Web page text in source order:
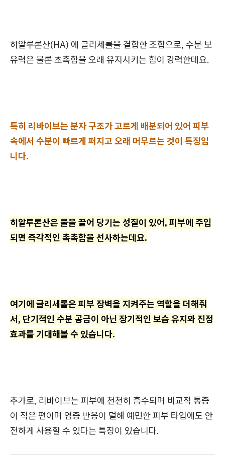
히알루론산(HA) 에 글리세롤을 결합한 조합으로, 수분 보
유력은 물론 초촉함을 오래 유지시키는 힘이 강력한데요.
특히 리바이브는 분자 구조가 고르게 배분되어 있어 피부
속에서 수분이 빠르게 퍼지고 오래 머무르는 것이 특징입
니다.
히알루론산은 물을 끌어 당기는 성질이 있어, 피부에 주입
되면 즉각적인 촉촉함을 선사하는데요.
여기에 글리세롤은 피부 장벽을 지켜주는 역할을 더해줘
서, 단기적인 수분 공급이 아닌 장기적인 보습 유지와 진정
효과를 기대해볼 수 있습니다.
추가로, 리바이브는 피부에 천천히 흡수되며 비교적 통증
이 적은 편이며 염증 반응이 덜해 예민한 피부 타입에도 안
전하게 사용할 수 있다는 특징이 있습니다.